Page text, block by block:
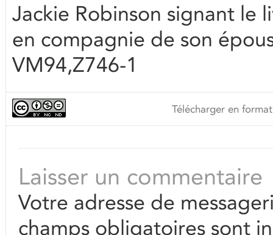
Jackie Robinson signant le
en compagnie de son
VM94,Z746-1
Télécharger en
Laisser un commentaire
Votre adresse de
champs obligatoires sont